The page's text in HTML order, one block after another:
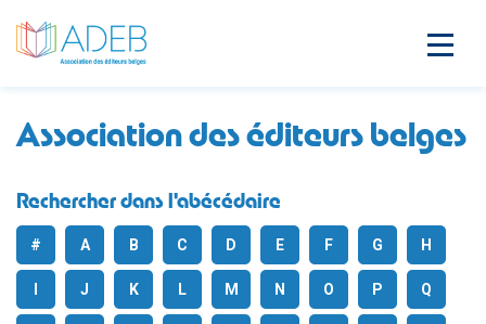
Association des éditeurs belges
Rechercher dans l'abécédaire
# A B C D E F G H
J K L M N O P Q